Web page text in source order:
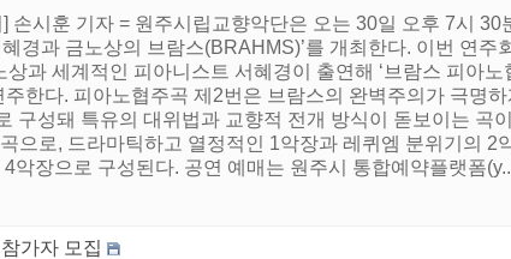
손시훈 기자 = 원주시립교향악단은 오는 30일 오후 7시 30
경과 금노상의 브람스(BRAHMS)’를 개최한다. 이번 연주
과 세계적인 피아니스트 서혜경이 출연해 ‘브람스 피아노
주한다. 피아노협주곡 제2번은 브람스의 완벽주의가 극명하
구성돼 특유의 대위법과 교향적 전개 방식이 돋보이는 곡
으로, 드라마틱하고 열정적인 1악장과 레퀴엠 분위기의 2
악장으로 구성된다. 공연 예매는 원주시 통합예약플랫폼
가자 모집